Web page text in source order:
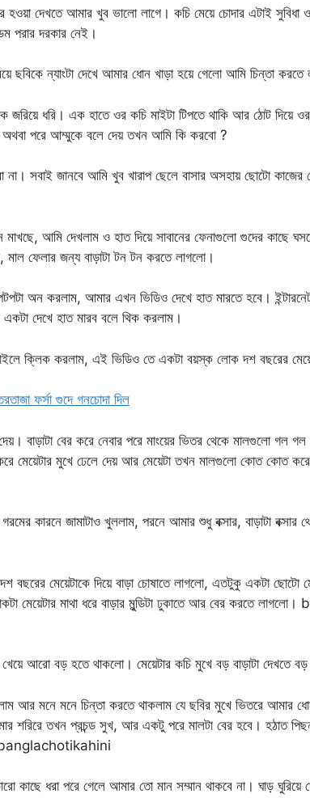
হওয়া দেখতে আমার খুব ভালো লাগে। কচি মেয়ে চোদার এটাই সুবিধা
পরার দরকার নেই।
ছবিকে ন্যাংটা দেখে আমার ধোন খাড়া হয়ে গেলো আমি চিন্তা করতে
ধরি। এক হাতে ওর কচি মাইটা টিপতে থাকি আর ঠোট দিয়ে ওর
অথবা পরে আম্মুকে বলে দেয় তখন আমি কি করবো ?
সবাই জানবে আমি খুব খারাপ ছেলে বাসার অসহায় ছোটো কাজের
মাখছে, আমি দেখলাম ও হাত দিয়ে সাবানের ফেনাগুলো গুদের কাছে
ফেলার জন্য বাড়াটা টন টন করতে লাগলো।
অন করলাম, আমার এখন ভিডিও দেখে হাত মারতে হবে।
দেখে হাত মারব বলে থিক করলাম।
ক্লিক করলাম, এই ভিডিও তে একটা বয়স্ক লোক দশ বছরের
ফর্সা গুদে গনচোদা দিল
বাড়াটা বের করে নেবার পরে মাংয়ের ভিতর থেকে মালগুলো গল
মেয়েটার মুখে ঢেলে দেয় আর মেয়েটা তখন মালগুলো কোত কোত
কারনে জামাটাও খুললাম, পরনে আমার শুধু বক্সার, বাড়াটা
বছরের মেয়েটাকে দিয়ে বাড়া চোষাতে লাগলো, এতটুকু একটা
মেয়েটার মাথা ধরে বাড়ার মুন্ডিটা ঢুকাতে আর বের করতে
খেয়ে আরো বড় হতে থাকলো। মেয়েটার কচি মুখে বড় বাড়াটা দেখতে
আর মনে মনে চিন্তা করতে থাকলাম যে ছবির মুখে ভিতরে আমার
শরিরে তখন প্রচন্ড সুখ, আর একটু পরে মালটা বের হবে। হঠাত
?banglachotikahini
ধরা পরে গেলে আমার তো মান সম্মান থাকবে না। ঘাড় ঘুরিয়ে